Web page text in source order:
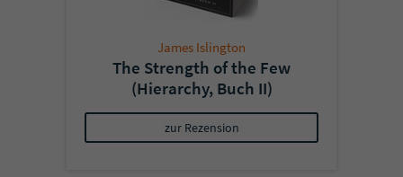
James Islington
The Strength of the Few
(Hierarchy, Buch II)
zur Rezension